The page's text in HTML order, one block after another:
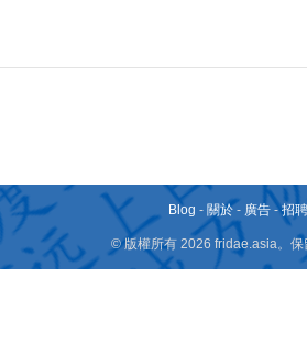
Blog - 關於 - 廣告 -招
© 版權所有 2026 fridae.asia。